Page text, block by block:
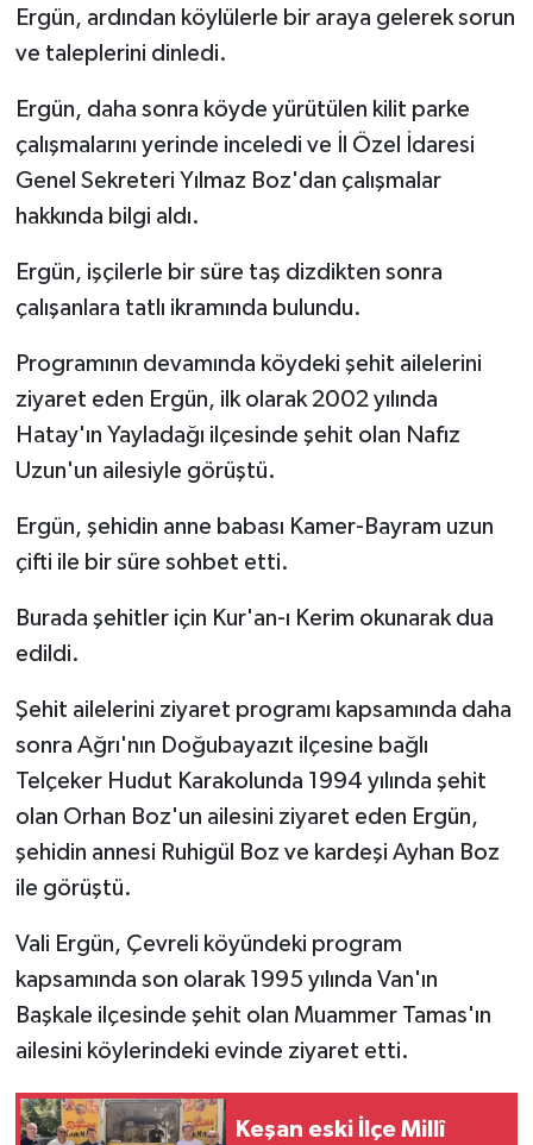
Ergün, ardından köylülerle bir araya gelerek sorun
ve taleplerini dinledi.
Ergün, daha sonra köyde yürütülen kilit parke
çalışmalarını yerinde inceledi ve İl Özel İdaresi
Genel Sekreteri Yılmaz Boz'dan çalışmalar
hakkında bilgi aldı.
Ergün, işçilerle bir süre taş dizdikten sonra
çalışanlara tatlı ikramında bulundu.
Programının devamında köydeki şehit ailelerini
ziyaret eden Ergün, ilk olarak 2002 yılında
Hatay'ın Yayladağı ilçesinde şehit olan Nafız
Uzun'un ailesiyle görüştü.
Ergün, şehidin anne babası Kamer-Bayram uzun
çifti ile bir süre sohbet etti.
Burada şehitler için Kur'an-ı Kerim okunarak dua
edildi.
Şehit ailelerini ziyaret programı kapsamında daha
sonra Ağrı'nın Doğubayazıt ilçesine bağlı
Telçeker Hudut Karakolunda 1994 yılında şehit
olan Orhan Boz'un ailesini ziyaret eden Ergün,
şehidin annesi Ruhigül Boz ve kardeşi Ayhan Boz
ile görüştü.
Vali Ergün, Çevreli köyündeki program
kapsamında son olarak 1995 yılında Van'ın
Başkale ilçesinde şehit olan Muammer Tamas'ın
ailesini köylerindeki evinde ziyaret etti.
Keşan eski İlçe Millî